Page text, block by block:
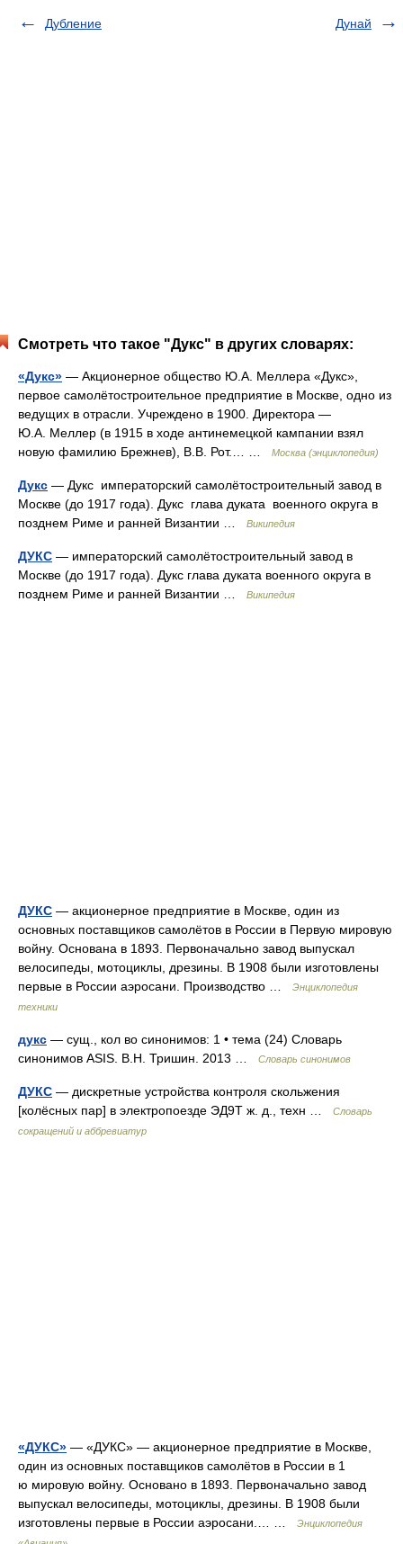
Дубление Дунай
Смотреть что такое "Дукс" в других словарях:
«Дукс» — Акционерное общество Ю.А. Меллера «Дукс»,
первое самолётостроительное предприятие в Москве, одно из
ведущих в отрасли. Учреждено в 1900. Директора —
Ю.А. Меллер (в 1915 в ходе антинемецкой кампании взял
новую фамилию Брежнев), В.В. Рот.… …
Москва (энциклопедия)
Дукс — Дукс императорский самолётостроительный завод в
Москве (до 1917 года). Дукс глава дуката военного округа в
позднем Риме и ранней Византии …
Википедия
ДУКС — императорский самолётостроительный завод в
Москве (до 1917 года). Дукс глава дуката военного округа в
позднем Риме и ранней Византии …
Википедия
ДУКС — акционерное предприятие в Москве, один из
основных поставщиков самолётов в России в Первую мировую
войну. Основана в 1893. Первоначально завод выпускал
велосипеды, мотоциклы, дрезины. В 1908 были изготовлены
первые в России аэросани. Производство …
Энциклопедия
техники
дукс — сущ., кол во синонимов: 1 • тема (24) Словарь
синонимов ASIS. В.Н. Тришин. 2013 …
Словарь синонимов
ДУКС — дискретные устройства контроля скольжения
[колёсных пар] в электропоезде ЭД9Т ж. д., техн …
Словарь
сокращений и аббревиатур
«ДУКС» — «ДУКС» — акционерное предприятие в Москве,
один из основных поставщиков самолётов в России в 1
ю мировую войну. Основано в 1893. Первоначально завод
выпускал велосипеды, мотоциклы, дрезины. В 1908 были
изготовлены первые в России аэросани.… …
Энциклопедия